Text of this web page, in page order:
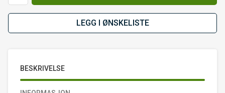
LEGG I ØNSKELISTE
BESKRIVELSE